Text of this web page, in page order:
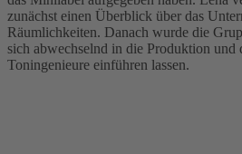
zunächst einen Überblick über das
Räumlichkeiten. Danach wurde die
sich abwechselnd in die Produktion und
Toningenieure einführen lassen.